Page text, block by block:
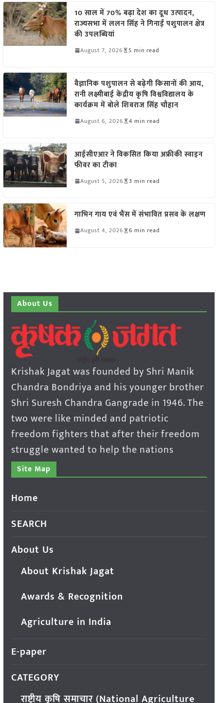
10 साल में 70% बढ़ा देश का दूध उत्पादन,
राज्यसभा में ललन सिंह ने गिनाईं पशुपालन क्षेत्र
की उपलब्धियां
August 7, 2026 5 min read
वैज्ञानिक पशुपालन से बढ़ेगी किसानों की आय,
रानी लक्ष्मीबाई केंद्रीय कृषि विश्वविद्यालय के
कार्यक्रम में बोले शिवराज सिंह चौहान
August 6, 2026 4 min read
आईसीएआर ने विकसित किया अफ्रीकी स्वाइन
फीवर का टीका
August 5, 2026 3 min read
गाभिन गाय एवं भैंस में संभावित प्रसव के लक्षण
August 4, 2026 6 min read
About Us
Krishak Jagat was founded by Shri Manik
Chandra Bondriya and his younger brother
Shri Suresh Chandra Gangrade in 1946. The
two were like minded and patriotic
freedom fighters that after their freedom
struggle wanted to help the nations
Site Map
Home
SEARCH
About Us
About Krishak Jagat
Awards & Recognition
Agriculture in India
E-paper
CATEGORY
राष्ट्रीय कृषि समाचार (National Agriculture